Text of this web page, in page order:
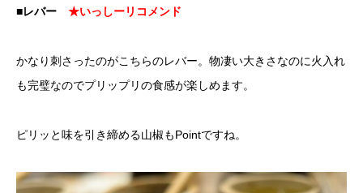
■レバー ★いっしーリコメンド
かなり刺さったのがこちらのレバー。物凄い大きさなのに火入れ
も完璧なのでプリップリの食感が楽しめます。
ピリッと味を引き締める山椒もPointですね。